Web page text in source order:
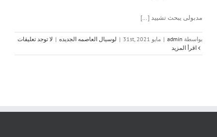
مدبولى يبحث تشييد [...]
بواسطة admin
| مايو 31st, 2021 | لوسيال العاصمه الجديده | لا توجد تعليقات